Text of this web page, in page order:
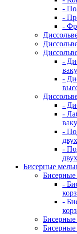
-
-
-
-
-
-
-
-
-
Бисерные
-
-